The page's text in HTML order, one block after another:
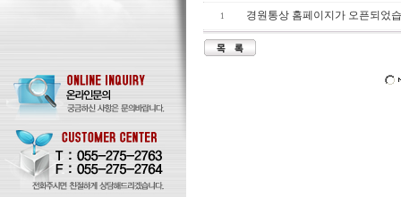
1 경원통상 홈페이지가 오픈되었